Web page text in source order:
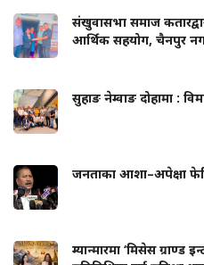
संखुवासभा समाज
आर्थिक सहयोग, चैनपुर
सुहाङ नेम्वाङ दोहामा :
जनताका आशा–अपेक्षा
म्यान्मारमा ‘मिसेस